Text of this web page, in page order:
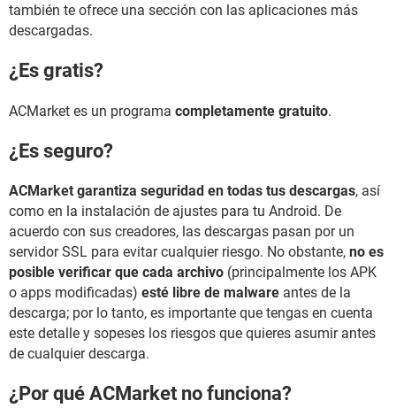
también te ofrece una sección con las aplicaciones más
descargadas.
¿Es gratis?
ACMarket es un programa completamente gratuito.
¿Es seguro?
ACMarket garantiza seguridad en todas tus descargas, así
como en la instalación de ajustes para tu Android. De
acuerdo con sus creadores, las descargas pasan por un
servidor SSL para evitar cualquier riesgo. No obstante, no es
posible verificar que cada archivo (principalmente los APK
o apps modificadas) esté libre de malware antes de la
descarga; por lo tanto, es importante que tengas en cuenta
este detalle y sopeses los riesgos que quieres asumir antes
de cualquier descarga.
¿Por qué ACMarket no funciona?